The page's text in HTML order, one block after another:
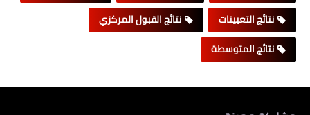
نتائج التعيينات
نتائج القبول المركزي
نتائج المتوسطة